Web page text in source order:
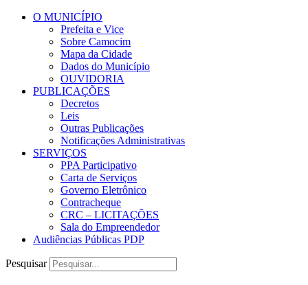
O MUNICÍPIO
Prefeita e Vice
Sobre Camocim
Mapa da Cidade
Dados do Município
OUVIDORIA
PUBLICAÇÕES
Decretos
Leis
Outras Publicações
Notificações Administrativas
SERVIÇOS
PPA Participativo
Carta de Serviços
Governo Eletrônico
Contracheque
CRC – LICITAÇÕES
Sala do Empreendedor
Audiências Públicas PDP
Pesquisar